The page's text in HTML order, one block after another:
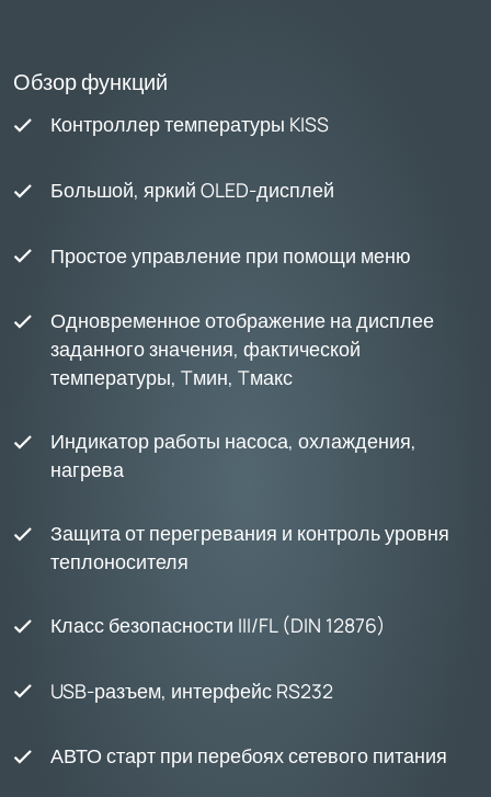
Обзор функций
Контроллер температуры KISS
Большой, яркий OLED-дисплей
Простое управление при помощи меню
Одновременное отображение на дисплее
заданного значения, фактической
температуры, Tмин, Tмакс
Индикатор работы насоса, охлаждения,
нагрева
Защита от перегревания и контроль уровня
теплоносителя
Класс безопасности III/FL (DIN 12876)
USB-разъем, интерфейс RS232
АВТО старт при перебоях сетевого питания